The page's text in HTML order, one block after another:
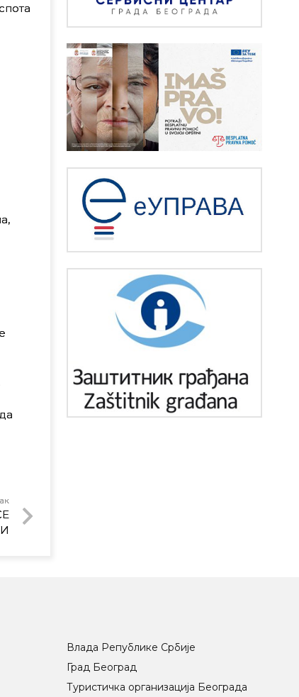
Влада Републике Србије
Град Београд
Туристичка организација Београда